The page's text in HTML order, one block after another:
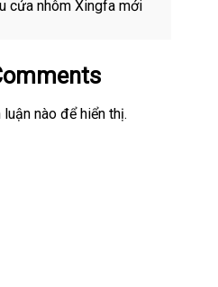
cửa nhôm Xingfa mới
luận nào để hiển thị.